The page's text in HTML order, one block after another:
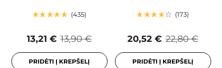
435
13,90 €
13,21 €
PRIDĖTI Į KREPŠELĮ
173
22,80 €
20,52 €
PRIDĖTI Į KREPŠELĮ